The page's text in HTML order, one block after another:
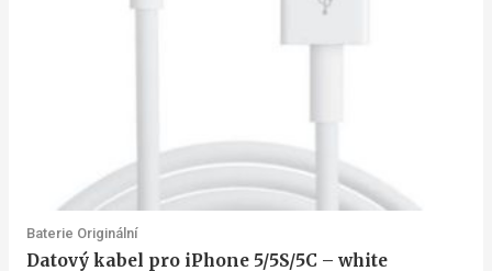
Baterie Originální
Datový kabel pro iPhone 5/5S/5C – white